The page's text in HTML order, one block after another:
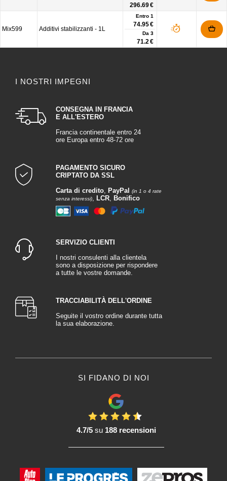
296.69 €
Mix599 Additivi stabilizzanti - 1L
Entro 1
74.95 €
Da 3
71.2 €
I NOSTRI IMPEGNI
CONSEGNA IN FRANCIA
E ALL'ESTERO
Francia continentale entro 24
ore Europa entro 48-72 ore
PAGAMENTO SICURO
CRIPTATO DA SSL
Carta di credito, PayPal
(in 1 o 4 rate
senza interessi), LCR, Bonifico
SERVIZIO CLIENTI
I nostri consulenti alla clientela
sono a disposizione per rispondere
a tutte le vostre domande.
TRACCIABILITÀ DELL'ORDINE
Seguite il vostro ordine durante tutta
la sua elaborazione.
SI FIDANO DI NOI
4.7/5su 188 recensioni